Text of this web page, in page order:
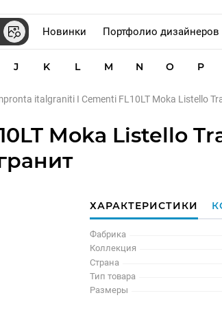
Новинки Портфолио дизайнеров
J K L M N O P
italgraniti I Cementi FL10LT Moka Listello
Moka Listello
ХАРАКТЕРИСТИКИ
Фабрика
Коллекция
Страна
Тип товара
Размеры